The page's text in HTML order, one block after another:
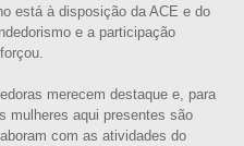
está à disposição da ACE e do
e a participação
merecem destaque e, para
mulheres aqui presentes são
com as atividades do